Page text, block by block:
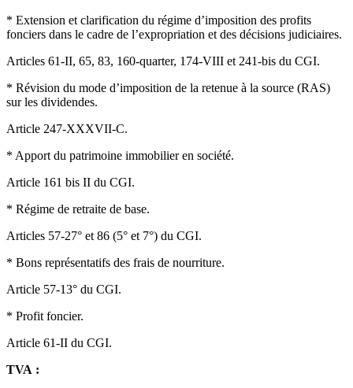
* Extension et clarification du régime d’imposition des profits
fonciers dans le cadre de l’expropriation et des décisions judiciaires.
Articles 61-II, 65, 83, 160-quarter, 174-VIII et 241-bis du CGI.
* Révision du mode d’imposition de la retenue à la source (RAS)
sur les dividendes.
Article 247-XXXVII-C.
* Apport du patrimoine immobilier en société.
Article 161 bis II du CGI.
* Régime de retraite de base.
Articles 57-27° et 86 (5° et 7°) du CGI.
* Bons représentatifs des frais de nourriture.
Article 57-13° du CGI.
* Profit foncier.
Article 61-II du CGI.
TVA :